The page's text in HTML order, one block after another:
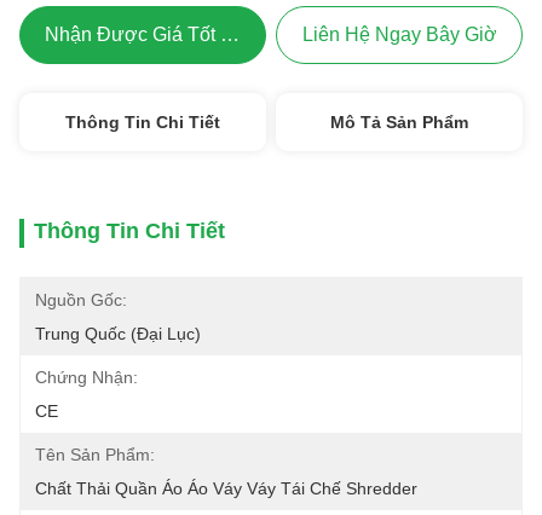
Nhận Được Giá Tốt Nhất Liên Hệ Ngay Bây Giờ
Thông Tin Chi Tiết Mô Tả Sản Phẩm
Thông Tin Chi Tiết
Nguồn Gốc:
Trung Quốc (đại Lục)
Chứng Nhận:
CE
Tên Sản Phẩm:
Chất Thải Quần Áo Áo Váy Váy Tái Chế Shredder